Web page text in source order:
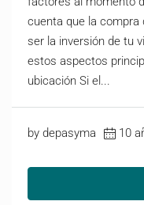
cuenta que la compra
ser la inversión de tu
estos aspectos
ubicación Si el...
by depasyma 10